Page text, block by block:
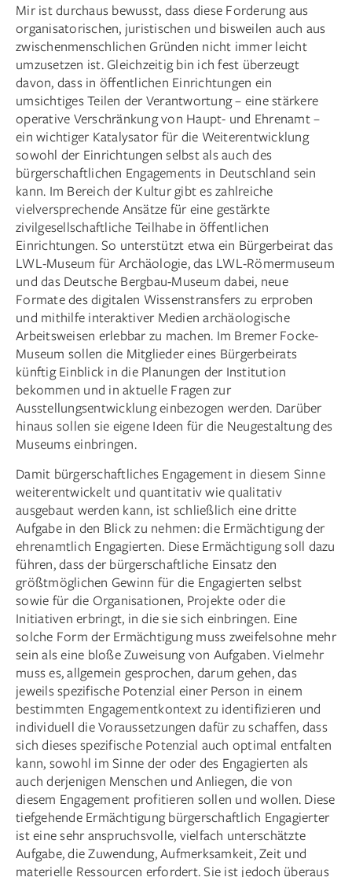
Mir ist durchaus bewusst, dass diese Forderung aus
organisatorischen, juristischen und bisweilen auch aus
zwischenmenschlichen Gründen nicht immer leicht
umzusetzen ist. Gleichzeitig bin ich fest überzeugt
davon, dass in öffentlichen Einrichtungen ein
umsichtiges Teilen der Verantwortung – eine stärkere
operative Verschränkung von Haupt- und Ehrenamt –
ein wichtiger Katalysator für die Weiterentwicklung
sowohl der Einrichtungen selbst als auch des
bürgerschaftlichen Engagements in Deutschland sein
kann. Im Bereich der Kultur gibt es zahlreiche
vielversprechende Ansätze für eine gestärkte
zivilgesellschaftliche Teilhabe in öffentlichen
Einrichtungen. So unterstützt etwa ein Bürgerbeirat das
LWL-Museum für Archäologie, das LWL-Römermuseum
und das Deutsche Bergbau-Museum dabei, neue
Formate des digitalen Wissenstransfers zu erproben
und mithilfe interaktiver Medien archäologische
Arbeitsweisen erlebbar zu machen. Im Bremer Focke-
Museum sollen die Mitglieder eines Bürgerbeirats
künftig Einblick in die Planungen der Institution
bekommen und in aktuelle Fragen zur
Ausstellungsentwicklung einbezogen werden. Darüber
hinaus sollen sie eigene Ideen für die Neugestaltung des
Museums einbringen.
Damit bürgerschaftliches Engagement in diesem Sinne
weiterentwickelt und quantitativ wie qualitativ
ausgebaut werden kann, ist schließlich eine dritte
Aufgabe in den Blick zu nehmen: die Ermächtigung der
ehrenamtlich Engagierten. Diese Ermächtigung soll dazu
führen, dass der bürgerschaftliche Einsatz den
größtmöglichen Gewinn für die Engagierten selbst
sowie für die Organisationen, Projekte oder die
Initiativen erbringt, in die sie sich einbringen. Eine
solche Form der Ermächtigung muss zweifelsohne mehr
sein als eine bloße Zuweisung von Aufgaben. Vielmehr
muss es, allgemein gesprochen, darum gehen, das
jeweils spezifische Potenzial einer Person in einem
bestimmten Engagementkontext zu identifizieren und
individuell die Voraussetzungen dafür zu schaffen, dass
sich dieses spezifische Potenzial auch optimal entfalten
kann, sowohl im Sinne der oder des Engagierten als
auch derjenigen Menschen und Anliegen, die von
diesem Engagement profitieren sollen und wollen. Diese
tiefgehende Ermächtigung bürgerschaftlich Engagierter
ist eine sehr anspruchsvolle, vielfach unterschätzte
Aufgabe, die Zuwendung, Aufmerksamkeit, Zeit und
materielle Ressourcen erfordert. Sie ist jedoch überaus